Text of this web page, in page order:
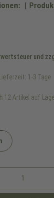
|
und
1-3 Tage
12 Artikel auf